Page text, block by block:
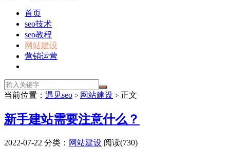
首页
seo技术
seo教程
网站建设
营销运营
当前位置： 遇见seo > 网站建设 > 正文
新手建站需要注意什么？
2022-07-22 分类： 网站建设 阅读(730)